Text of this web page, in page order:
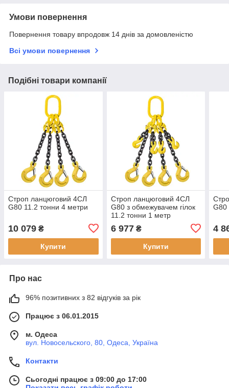
Умови повернення
Повернення товару впродовж 14 днів за домовленістю
Всі умови повернення
Подібні товари компанії
Строп ланцюговий 4СЛ
G80 11.2 тонни 4 метри
10 079 ₴
Купити
Строп ланцюговий 4СЛ
G80 з обмежувачем гілок
11.2 тонни 1 метр
6 977₴
Купити
G80
4
Про нас
96% позитивних з 82 відгуків за рік
Працює з 06.01.2015
м. Одеса
вул. Новосельского, 80, Одеса, Україна
Контакти
Сьогодні працює з 09:00 до 17:00